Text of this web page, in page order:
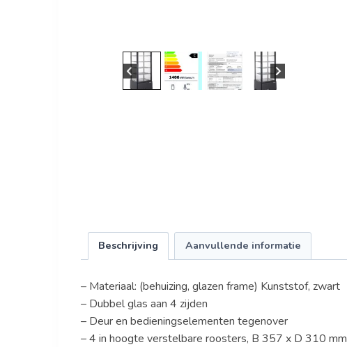
Beschrijving Aanvullende informatie
– Materiaal: (behuizing, glazen frame) Kunststof, zwart
– Dubbel glas aan 4 zijden
– Deur en bedieningselementen tegenover
– 4 in hoogte verstelbare roosters, B 357 x D 310 mm